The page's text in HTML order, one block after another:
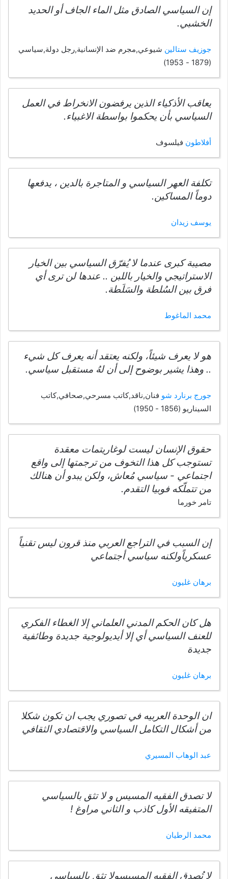
إن السياسي الصادق مثل الماء الجاف أو الحديد
الخشبي.
جوزيف ستالين شيوعي,مجرم ضد الإنسانية,رجل دولة,سياسي
(1879 - 1953)
يعاقب الأذكياء الذين يرفضون الانخراط في العمل
السياسي بأن يحكموا بواسطة الاغبياء.
أفلاطون فيلسوف
تكلفة العهر السياسي و المتاجرة بالدين ، يدفعها
دوماً المساكين.
يوسف زيدان
مصيبة كبرى عندما لا يُفرّق السياسي بين الخيار
الاستراتيجي والخيار باللبن .. عندها لن ترى أي
فرق بين السُلطة والسَلَطة.
محمد الماغوط
هو لا يعرف شيئاً، ولكنه يعتقد أنه يعرف كل شيء
.. وهذا يشير بوضوح إلى أن لهُ مستقبل سياسي.
جورج برنارد شو فنان,ناقد,كاتب مسرحي,صحافي,كاتب
السيناريو (1856 - 1950)
حقوق الإنسان ليست لوغاريتمات معقدة
تستوجب كل هذا التخوف من ترجمتها إلى واقع
اجتماعي - سياسي مُعاش، ولكن يبدو أن هنالك
من تتملّكه فوبيا التقدم.
تامر خورما
إن السبب في التراجع العربي منذ قرون ليس تقنياً
عسكرياًولكنه سياسي أجتماعي
برهان غليون
هل كان الحكم المدني العلماني إلا الغطاء الفكري
للعنف السياسي أي إلا أيديولوجية جديدة وطائفية
جديدة
برهان غليون
ان الوحدة العربيه في تصوري يجب ان تكون شكلا
من أشكال التكامل السياسي والاقتصادي الثقافي
عبد الوهاب المسيري
لا تصدق الفقيه المسيس و لا تثق بالسياسي
المتفيقه الأول كاذب و الثاني مراوغ !
محمد الرطيان
لا تُصدق الفقيه المسيسولا تثق بالسياسي